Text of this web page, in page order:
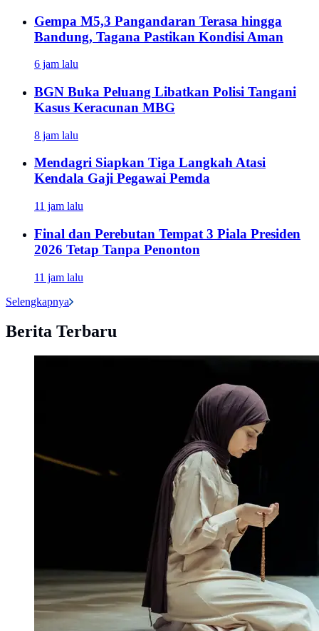
Gempa M5,3 Pangandaran Terasa hingga
Bandung, Tagana Pastikan Kondisi Aman
6 jam lalu
BGN Buka Peluang Libatkan Polisi Tangani
Kasus Keracunan MBG
8 jam lalu
Mendagri Siapkan Tiga Langkah Atasi
Kendala Gaji Pegawai Pemda
11 jam lalu
Final dan Perebutan Tempat 3 Piala Presiden
2026 Tetap Tanpa Penonton
11 jam lalu
Selengkapnya
Berita Terbaru